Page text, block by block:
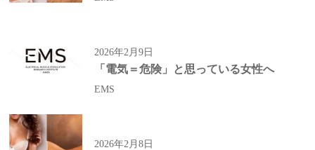
2026年2月9日
「電気＝危険」と思っている女性へ
EMS
2026年2月8日